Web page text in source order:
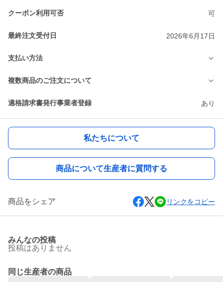
クーポン利用可否 可
最終注文受付日 2026年6月17日
支払い方法
複数商品のご注文について
適格請求書発行事業者登録 あり
私たちについて
商品について生産者に質問する
商品をシェア リンクをコピー
みんなの投稿
投稿はありません
同じ生産者の商品